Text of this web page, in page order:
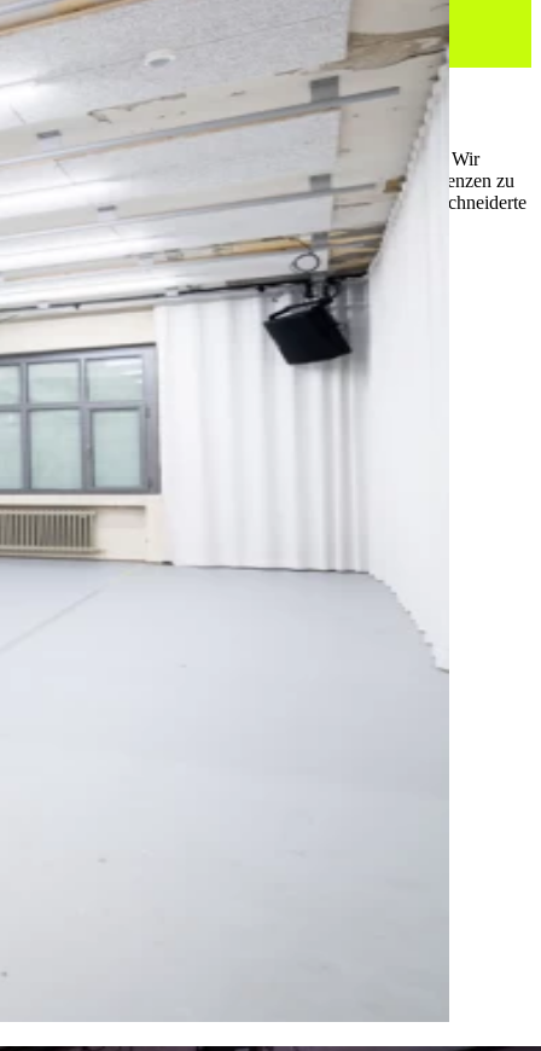
Wir verwenden Cookies
Wir und Dritte verwenden auf unseren Websites Cookies. Wir
verwenden Cookies, um Statistiken zu führen, Ihre Präferenzen zu
speichern, aber auch für Marketingzwecke (z. B. massgeschneiderte
Werbung).
Weitere Informationen kannst du in unserer
Datenschutzerklärung nachlesen.
Verstanden
Impressum